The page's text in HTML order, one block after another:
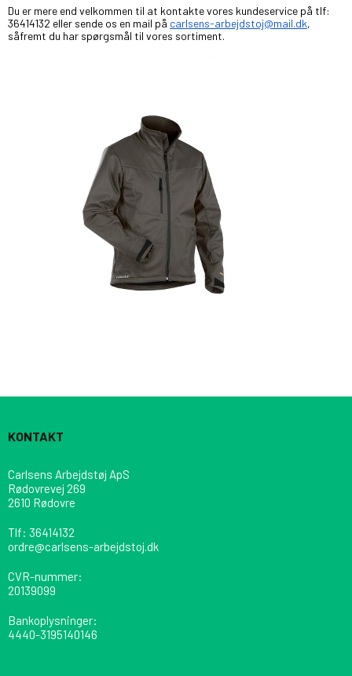
Du er mere end velkommen til at kontakte vores kundeservice på tlf:
36414132 eller sende os en mail på carlsens-arbejdstoj@mail.dk,
såfremt du har spørgsmål til vores sortiment.
KONTAKT
Carlsens Arbejdstøj ApS
Rødovrevej 269
2610 Rødovre
Tlf: 36414132
ordre@carlsens-arbejdstoj.dk
CVR-nummer:
20139099
Bankoplysninger:
4440-3195140146